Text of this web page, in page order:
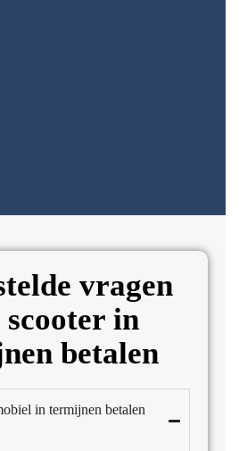
vragen
scooter in
betalen
in termijnen betalen